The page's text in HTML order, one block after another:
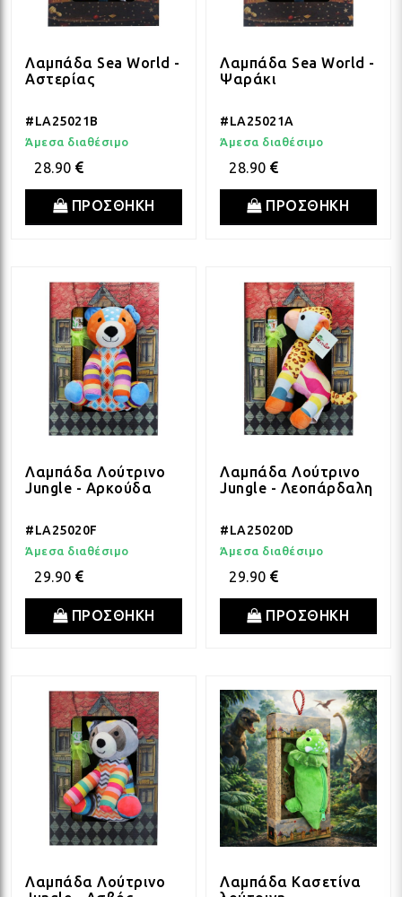
Λαμπάδα Sea World -
Αστερίας
#LA25021B
Άμεσα διαθέσιμο
28.90
ΠΡΟΣΘΗΚΗ
Λαμπάδα Sea World -
Ψαράκι
#LA25021A
Άμεσα διαθέσιμο
28.90
ΠΡΟΣΘΗΚΗ
Λαμπάδα Λούτρινο
Jungle - Αρκούδα
#LA25020F
Άμεσα διαθέσιμο
29.90
ΠΡΟΣΘΗΚΗ
Λαμπάδα Λούτρινο
Jungle - Λεοπάρδαλη
#LA25020D
Άμεσα διαθέσιμο
29.90
ΠΡΟΣΘΗΚΗ
Λαμπάδα Λούτρινο
Λαμπάδα Κασετίνα